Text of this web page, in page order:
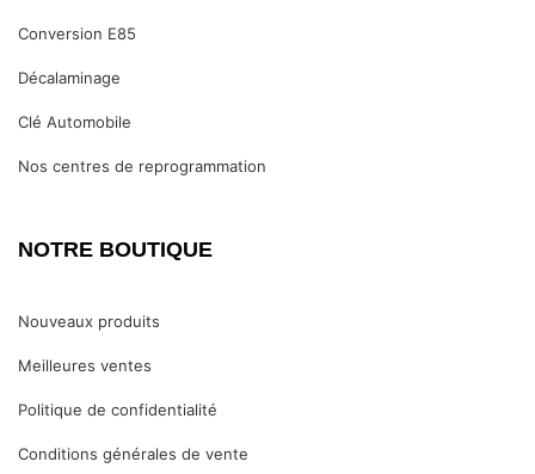
Conversion E85
Décalaminage
Clé Automobile
Nos centres de reprogrammation
NOTRE BOUTIQUE
Nouveaux produits
Meilleures ventes
Politique de confidentialité
Conditions générales de vente